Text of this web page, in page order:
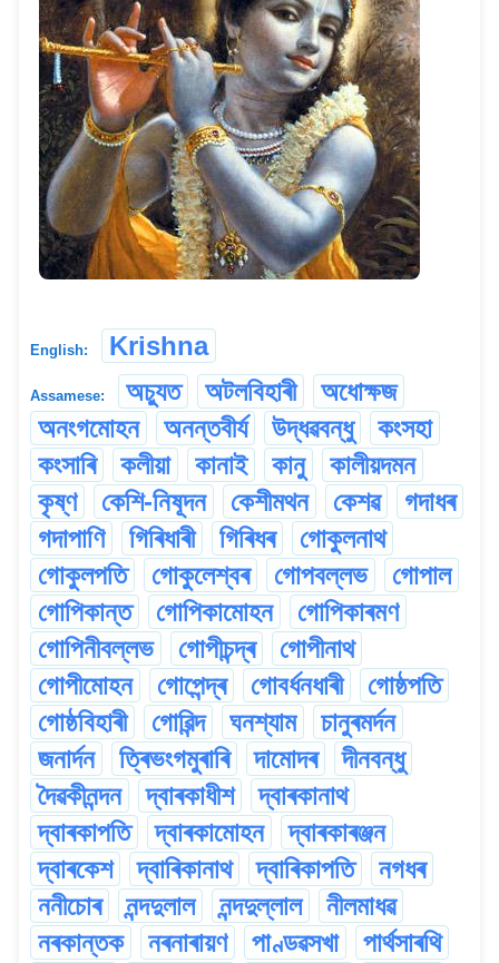
English: Krishna
Assamese: অচ্যুত অটলবিহাৰী
অধোক্ষজ
অনংগমোহন
অনন্তবীৰ্য উদ্ধৱবন্ধু
কংসহা
কংসাৰি
কলীয়া কানাই কানু
কালীয়দমন
কৃষ্ণ
কেশি-নিষূদন কেশীমথন কেশৱ
গদাধৰ
গদাপাণি
গিৰিধাৰী গিৰিধৰ
গোকুলনাথ
গোকুলপতি
গোকুলেশ্বৰ গোপবল্লভ
গোপাল
গোপিকান্ত
গোপিকামোহন
গোপিকাৰমণ
গোপিনীবল্লভ
গোপীচন্দ্ৰ
গোপীনাথ
গোপীমোহন
গোপেন্দ্ৰ গোবৰ্ধনধাৰী
গোষ্ঠপতি
গোষ্ঠবিহাৰী
গোৱিন্দ ঘনশ্যাম
চানুৰমৰ্দন
জনাৰ্দন
ত্ৰিভংগমুৰাৰি দামোদৰ
দীনবন্ধু
দৈৱকীনন্দন
দ্বাৰকাধীশ
দ্বাৰকানাথ
দ্বাৰকাপতি
দ্বাৰকামোহন
দ্বাৰকাৰঞ্জন
দ্বাৰকেশ
দ্বাৰিকানাথ দ্বাৰিকাপতি
নগধৰ
ননীচোৰ
নন্দদুলাল নন্দদুল্লাল
নীলমাধৱ
নৰকান্তক
নৰনাৰায়ণ পাণ্ডৱসখা
পাৰ্থসাৰথি